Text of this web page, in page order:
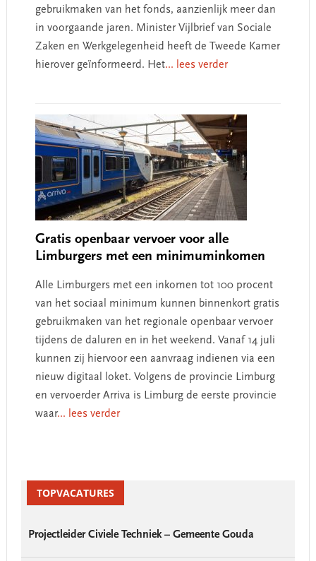
gebruikmaken van het fonds, aanzienlijk meer dan
in voorgaande jaren. Minister Vijlbrief van Sociale
Zaken en Werkgelegenheid heeft de Tweede Kamer
hierover geïnformeerd. Het... lees verder
Gratis openbaar vervoer voor alle
Limburgers met een minimuminkomen
Alle Limburgers met een inkomen tot 100 procent
van het sociaal minimum kunnen binnenkort gratis
gebruikmaken van het regionale openbaar vervoer
tijdens de daluren en in het weekend. Vanaf 14 juli
kunnen zij hiervoor een aanvraag indienen via een
nieuw digitaal loket. Volgens de provincie Limburg
en vervoerder Arriva is Limburg de eerste provincie
waar... lees verder
SidebarTOPVACATURES
Projectleider Civiele Techniek – Gemeente Gouda